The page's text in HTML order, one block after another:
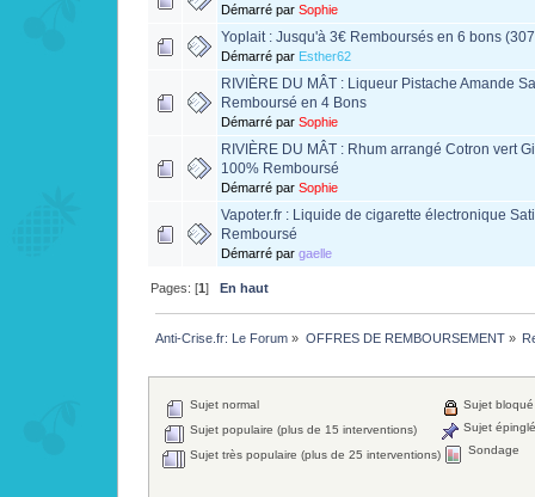
Démarré par Sophie
Yoplait : Jusqu'à 3€ Remboursés en 6 bons
Démarré par Esther62
RIVIÈRE DU MÂT : Liqueur Pistache Amande
Remboursé en 4 Bons
Démarré par Sophie
RIVIÈRE DU MÂT : Rhum arrangé Cotron vert
100% Remboursé
Démarré par Sophie
Vapoter.fr : Liquide de cigarette électronique
Remboursé
Démarré par gaelle
Pages: [1]En haut
Anti-Crise.fr: Le Forum » OFFRES DE REMBOURSEMENT»
Sujet normal
Sujet populaire (plus de 15 interventions)
Sujet très populaire (plus de 25 interventions)
Sujet bloqué
Sujet
Sondage